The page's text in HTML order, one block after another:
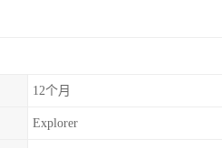
12个月
Explorer